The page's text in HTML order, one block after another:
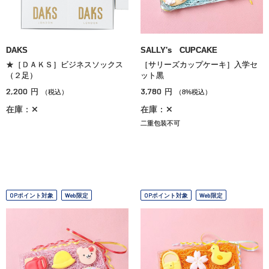
DAKS
★［ＤＡＫＳ］ビジネスソックス
（２足）
2,200 円 （税込）
在庫：✕
SALLY's CUPCAKE
［サリーズカップケーキ］入学セ
ット黒
3,780 円 （8%税込）
在庫：✕
二重包装不可
OPポイント対象 Web限定 OPポイント対象 Web限定